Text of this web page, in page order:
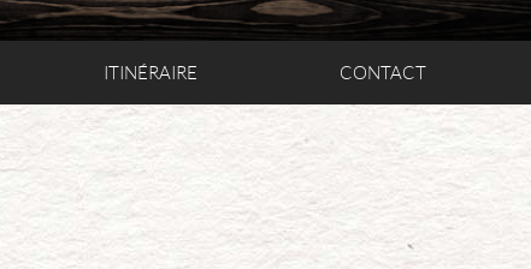
ITINÉRAIRE CONTACT